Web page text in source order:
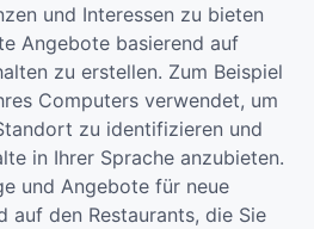
und Interessen zu bieten
Angebote basierend auf
zu erstellen. Zum Beispiel
Computers verwendet, um
zu identifizieren und
in Ihrer Sprache anzubieten.
und Angebote für neue
auf den Restaurants, die Sie